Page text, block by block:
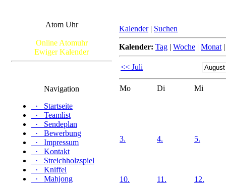
Atom Uhr
Online Atomuhr
Ewiger Kalender
Navigation
·
Startseite
·
Teamlist
·
Sendeplan
·
Bewerbung
·
Impressum
·
Kontakt
·
Streichholzspiel
·
Kniffel
·
Mahjong
Kalender | Suchen
Kalender: Tag | Woche | Monat
<< Juli
Mo Di Mi
3. 4. 5.
10. 11. 12.